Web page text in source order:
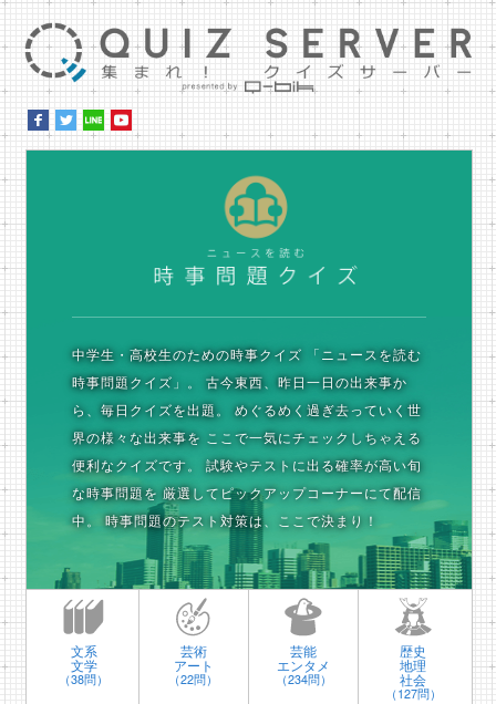
中学生・高校生のための時事クイズ 「ニュースを読む
時事問題クイズ」。
古今東西、昨日一日の出来事か
ら、毎日クイズを出題。
めぐるめく過ぎ去っていく世
界の様々な出来事を ここで一気にチェックしちゃえる
便利なクイズです。
試験やテストに出る確率が高い旬
な時事問題を 厳選してピックアップコーナーにて配信
中。
時事問題のテスト対策は、ここで決まり！
文系
文学
（38問）
芸術
アート
（22問）
芸能
エンタメ
（234問）
歴史
地理
社会
（127問）